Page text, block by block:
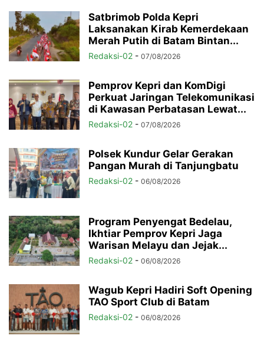
Satbrimob Polda Kepri
Laksanakan Kirab Kemerdekaan
Merah Putih di Batam Bintan...
Redaksi-02 - 07/08/2026
Pemprov Kepri dan KomDigi
Perkuat Jaringan Telekomunikasi
di Kawasan Perbatasan Lewat...
Redaksi-02 - 07/08/2026
Polsek Kundur Gelar Gerakan
Pangan Murah di Tanjungbatu
Redaksi-02 - 06/08/2026
Program Penyengat Bedelau,
Ikhtiar Pemprov Kepri Jaga
Warisan Melayu dan Jejak...
Redaksi-02 - 06/08/2026
Wagub Kepri Hadiri Soft Opening
TAO Sport Club di Batam
Redaksi-02 - 06/08/2026